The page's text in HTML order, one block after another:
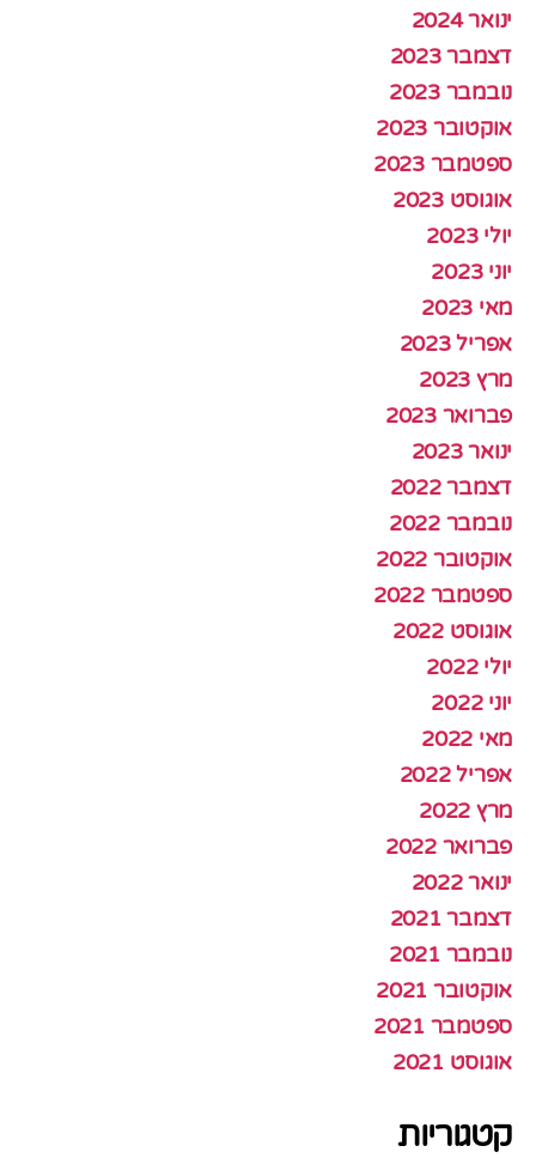
ינואר 2024
דצמבר 2023
נובמבר 2023
אוקטובר 2023
ספטמבר 2023
אוגוסט 2023
יולי 2023
יוני 2023
מאי 2023
אפריל 2023
מרץ 2023
פברואר 2023
ינואר 2023
דצמבר 2022
נובמבר 2022
אוקטובר 2022
ספטמבר 2022
אוגוסט 2022
יולי 2022
יוני 2022
מאי 2022
אפריל 2022
מרץ 2022
פברואר 2022
ינואר 2022
דצמבר 2021
נובמבר 2021
אוקטובר 2021
ספטמבר 2021
אוגוסט 2021
קטגוריות